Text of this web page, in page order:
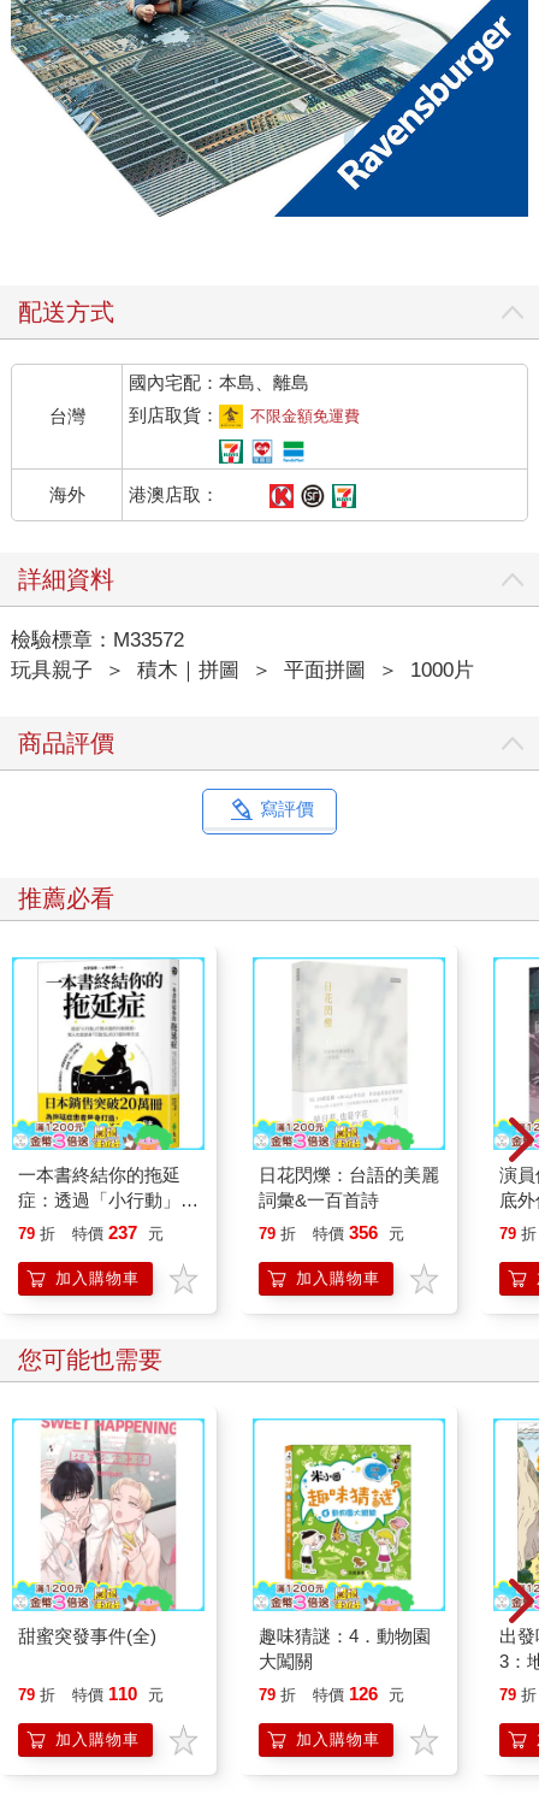
配送方式
台灣
國內宅配：本島、離島
到店取貨：
不限金額免運費
海外 港澳店取：
詳細資料
檢驗標章：M33572
玩具親子
＞ 積木｜拼圖 ＞ 平面拼圖 ＞ 1000片
商品評價
寫評價
推薦必看
一本書終結你的拖延
症：透過「小行動」打
開大腦的行動開關，懶
的37個科學方法
79 折 特價 237 元
加入購物車
日花閃爍：台語的美麗
詞彙&一百首詩
79 折 特價 356 元
加入購物車
演
底
79 折
您可能也需要
甜蜜突發事件(全)
79 折 特價 110 元
加入購物車
趣味猜謎：4．動物園
大闖關
79 折 特價 126 元
加入購物車
出
3：
79 折